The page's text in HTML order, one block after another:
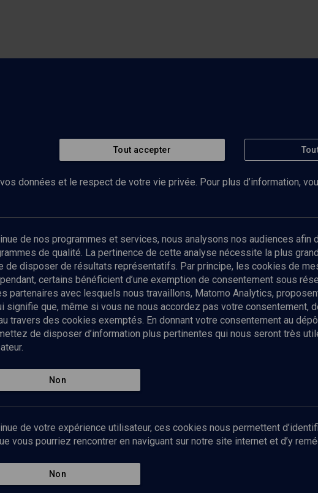
vous à notre newsletter
Envoyer
Politique de protection des données
personnelles
Mentions légales
Contact
Tout accepter
données et le respect de votre vie privée. Pour plus d’information,
de nos programmes et services, nous analysons nos audiences afin
de qualité. La pertinence de cette analyse nécessite la plus
de disposer de résultats représentatifs. Par principe, les cookies de
certains bénéficient d’une exemption de consentement sous
partenaires avec lesquels nous travaillons, Matomo Analytics,
signifie que, même si vous ne nous accordez pas votre consentement,
travers des cookies exemptés. En donnant votre consentement au
de disposer d’information plus pertinentes qui nous seront très
Non
de votre expérience utilisateur, ces cookies nous permettent
vous pourriez rencontrer en naviguant sur notre site internet et d’y
Non